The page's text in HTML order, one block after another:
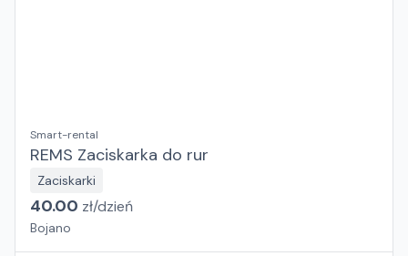
Smart-rental
REMS Zaciskarka do rur
Zaciskarki
40.00 zł/dzień
Bojano